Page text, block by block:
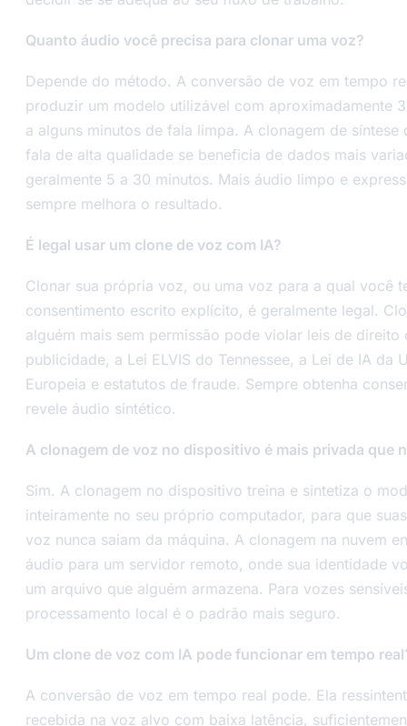
Quanto áudio você precisa para clonar uma voz?
Depende do método. A conversão de voz em tempo
produzir um modelo utilizável com aproximadamente
a alguns minutos de fala limpa. A clonagem de síntese
fala de alta qualidade se beneficia de dados mais
geralmente 5 a 30 minutos. Mais áudio limpo e
sempre melhora o resultado.
É legal usar um clone de voz com IA?
Clonar sua própria voz, ou uma voz para a qual você
consentimento escrito explícito, é geralmente legal.
alguém mais sem permissão pode violar leis de direito
publicidade, a Lei ELVIS do Tennessee, a Lei de IA da
Europeia e estatutos de fraude. Sempre obtenha
revele áudio sintético.
A clonagem de voz no dispositivo é mais privada que
Sim. A clonagem no dispositivo treina e sintetiza o
inteiramente no seu próprio computador, para que
voz nunca saiam da máquina. A clonagem na nuvem
áudio para um servidor remoto, onde sua identidade
um arquivo que alguém armazena. Para vozes
processamento local é o padrão mais seguro.
Um clone de voz com IA pode funcionar em tempo
A conversão de voz em tempo real pode. Ela
recebida na voz alvo com baixa latência,